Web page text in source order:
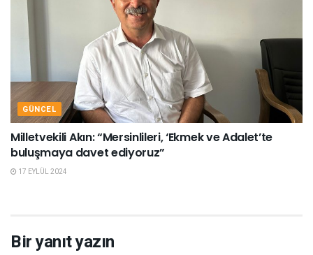
GÜNCEL
Milletvekili Akın: “Mersinlileri, ‘Ekmek ve Adalet’te
buluşmaya davet ediyoruz”
17 EYLÜL 2024
Bir yanıt yazın